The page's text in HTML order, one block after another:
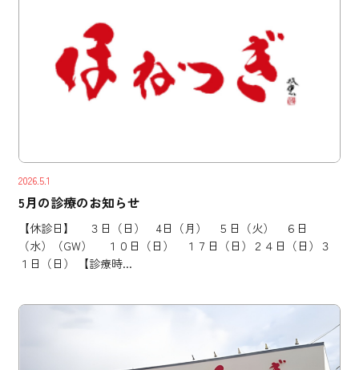
2026.5.1
5月の診療のお知らせ
【休診日】 ３日（日） 4日（月） ５日（火） ６日
（水）（GW） １０日（日） １７日（日）２４日（日）３
１日（日） 【診療時...